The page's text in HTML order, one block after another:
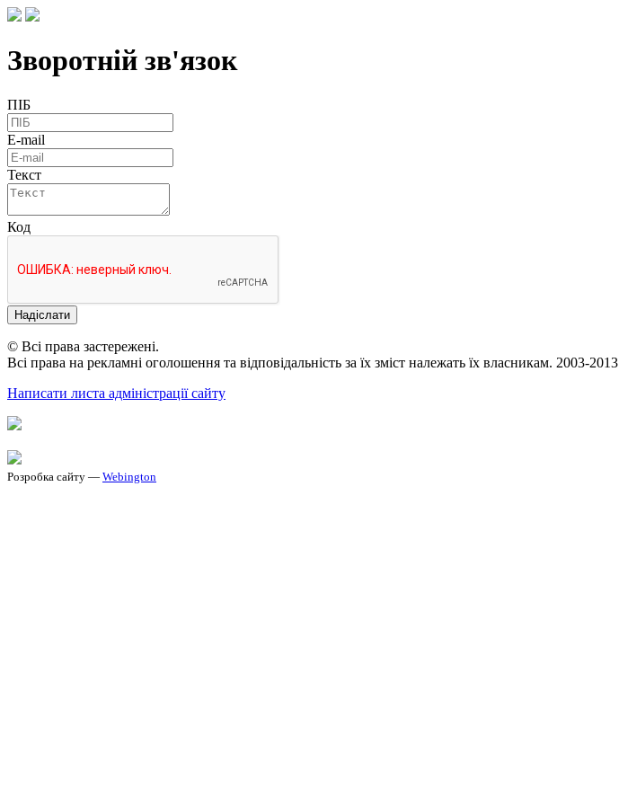
Зворотній зв'язок
ПІБ
E-mail
Текст
Код
Надіслати
© Всі права застережені.
Всі права на рекламні оголошення та відповідальність за їх зміст належать їх власникам. 2003-2013
Написати листа адміністрації сайту
Розробка сайту — Webington